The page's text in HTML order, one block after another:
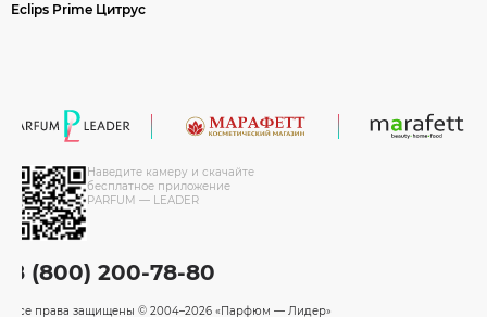
Eclips Prime Цитрус
Наведите камеру и скачайте
бесплатное приложение
PARFUM — LEADER
8 (800) 200-78-80
Все права защищены © 2004–2026 «Парфюм — Лидер»